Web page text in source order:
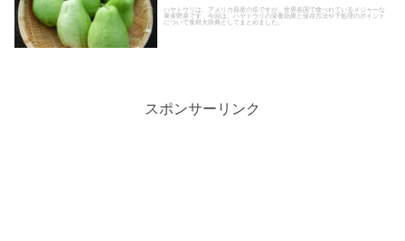
ハヤトウリは、アメリカ原産の瓜ですが、世界各国で食べれているメジャーな
果実野菜です。今回は、ハヤトウリの栄養効果と保存方法や下処理のポイント
について食材大辞典としてまとめました。
スポンサーリンク